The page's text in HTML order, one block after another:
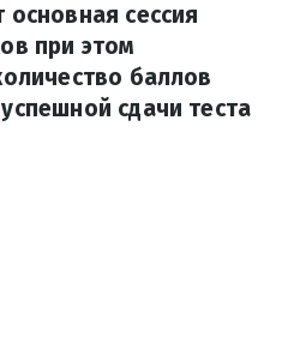
сессия
при этом
баллов
сдачи теста